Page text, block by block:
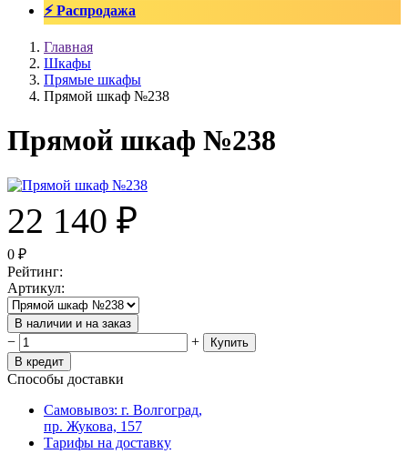
⚡ Распродажа
Главная
Шкафы
Прямые шкафы
Прямой шкаф №238
Прямой шкаф №238
22 140 ₽
0 ₽
Рейтинг:
Артикул:
В наличии и на заказ
− +
Купить
В кредит
Способы доставки
Самовывоз: г. Волгоград,
пр. Жукова, 157
Тарифы на доставку